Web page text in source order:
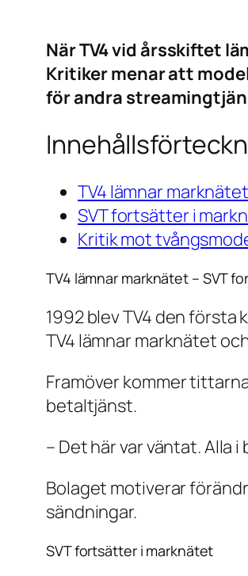
När TV4 vid årsskiftet
Kritiker menar att
för andra
TV4 lämnar
SVT fortsätter i
Kritik mot
TV4 lämnar marknätet – SVT
1992 blev TV4 den
TV4 lämnar marknätet
Framöver kommer
betaltjänst.
– Det här var väntat. Alla
Bolaget motiverar
sändningar.
SVT fortsätter i marknätet